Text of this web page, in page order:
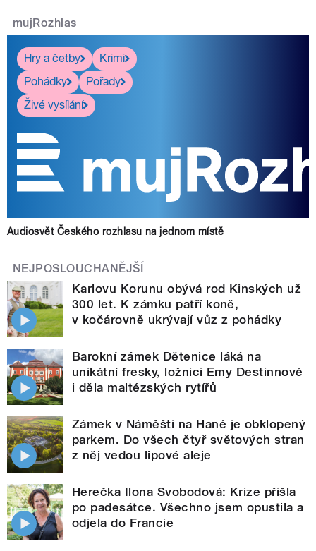
mujRozhlas
Hry a četby
Krimi
Pohádky
Pořady
Živé vysílání
Audiosvět Českého rozhlasu na jednom místě
NEJPOSLOUCHANĚJŠÍ
Karlovu Korunu obývá rod Kinských už
300 let. K zámku patří koně,
v kočárovně ukrývají vůz z pohádky
Barokní zámek Dětenice láká na
unikátní fresky, ložnici Emy Destinnové
i děla maltézských rytířů
Zámek v Náměšti na Hané je obklopený
parkem. Do všech čtyř světových stran
z něj vedou lipové aleje
Herečka Ilona Svobodová: Krize přišla
po padesátce. Všechno jsem opustila a
odjela do Francie